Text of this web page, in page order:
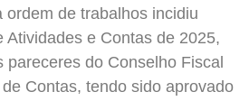
ordem de trabalhos incidiu
Atividades e Contas de 2025,
pareceres do Conselho Fiscal
Contas, tendo sido aprovado